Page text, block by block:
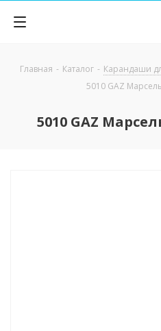
Главная - Каталог - Карандаши
5010 GAZ
5010 GAZ